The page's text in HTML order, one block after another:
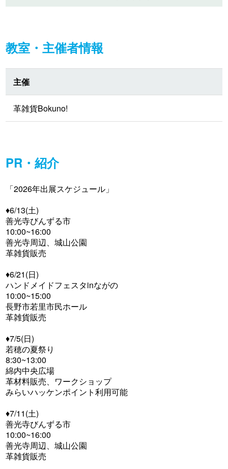
教室・主催者情報
主催
革雑貨Bokuno!
PR・紹介
「2026年出展スケジュール」
♦︎6/13(土)
善光寺びんずる市
10:00~16:00
善光寺周辺、城山公園
革雑貨販売
♦︎6/21(日)
ハンドメイドフェスタinながの
10:00~15:00
長野市若里市民ホール
革雑貨販売
♦︎7/5(日)
若穂の夏祭り
8:30~13:00
綿内中央広場
革材料販売、ワークショップ
みらいハッケンポイント利用可能
♦︎7/11(土)
善光寺びんずる市
10:00~16:00
善光寺周辺、城山公園
革雑貨販売